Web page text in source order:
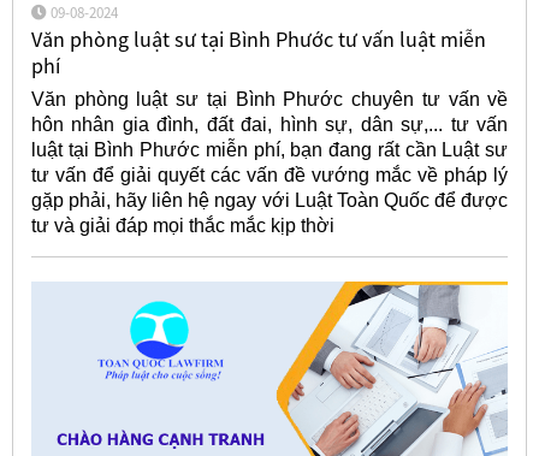
09-08-2024
Văn phòng luật sư tại Bình Phước tư vấn luật miễn
phí
Văn phòng luật sư tại Bình Phước chuyên tư vấn về
hôn nhân gia đình, đất đai, hình sự, dân sự,... tư vấn
luật tại Bình Phước miễn phí, bạn đang rất cần Luật sư
tư vấn để giải quyết các vấn đề vướng mắc về pháp lý
gặp phải, hãy liên hệ ngay với Luật Toàn Quốc để được
tư và giải đáp mọi thắc mắc kịp thời